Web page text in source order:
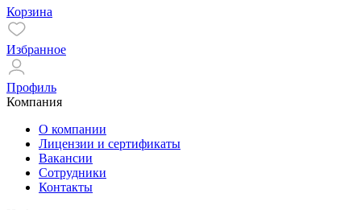
Корзина
Избранное
Профиль
Компания
О компании
Лицензии и сертификаты
Вакансии
Сотрудники
Контакты